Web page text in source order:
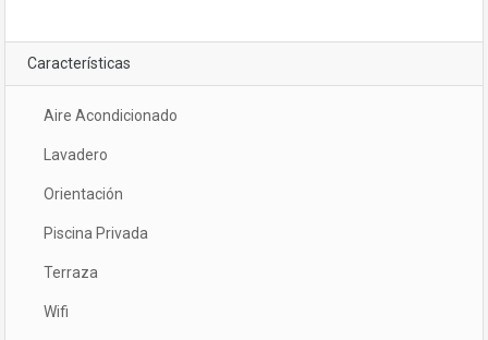
Características
Aire Acondicionado
Lavadero
Orientación
Piscina Privada
Terraza
Wifi